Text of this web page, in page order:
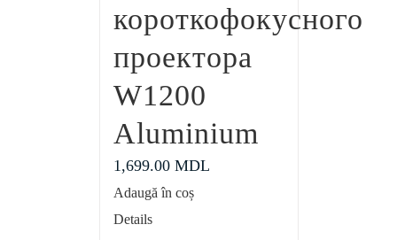
короткофокусного
проектора
W1200
Aluminium
1,699.00 MDL
Adaugă în coș
Details